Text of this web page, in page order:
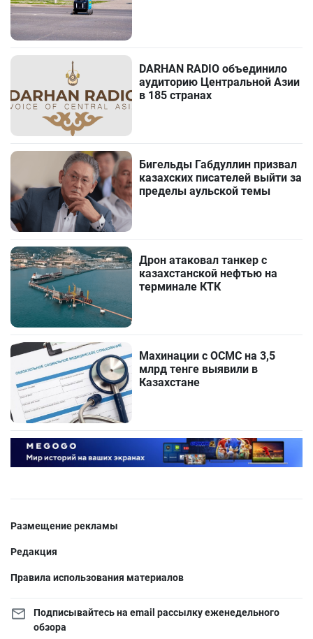
DARHAN RADIO объединило
аудиторию Центральной Азии
в 185 странах
Бигельды Габдуллин призвал
казахских писателей выйти за
пределы аульской темы
Дрон атаковал танкер с
казахстанской нефтью на
терминале КТК
Махинации с ОСМС на 3,5
млрд тенге выявили в
Казахстане
Размещение рекламы
Редакция
Правила использования материалов
Подписывайтесь на email рассылку еженедельного
обзора